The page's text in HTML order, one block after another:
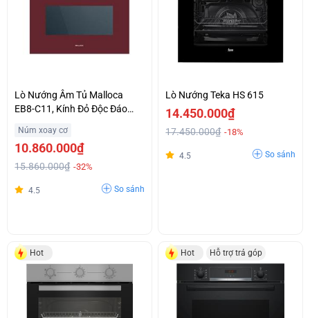
Lò Nướng Âm Tủ Malloca
EB8-C11, Kính Đỏ Độc Đáo
Núm xoay cơ
10.860.000₫
15.860.000₫ -32%
4.5 So sánh
Lò Nướng Teka HS 615
14.450.000₫
17.450.000₫ -18%
4.5 So sánh
Hot Hot Hỗ trợ trả góp